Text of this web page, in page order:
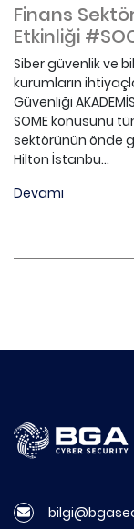
Finans
Etkinliği
Siber güvenlik ve
kurumların
Güvenliği
SOME konusunu
sektörünün önde
Hilton İstanbu...
Devamı